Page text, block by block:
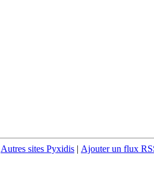
Autres sites Pyxidis | Ajouter un flux